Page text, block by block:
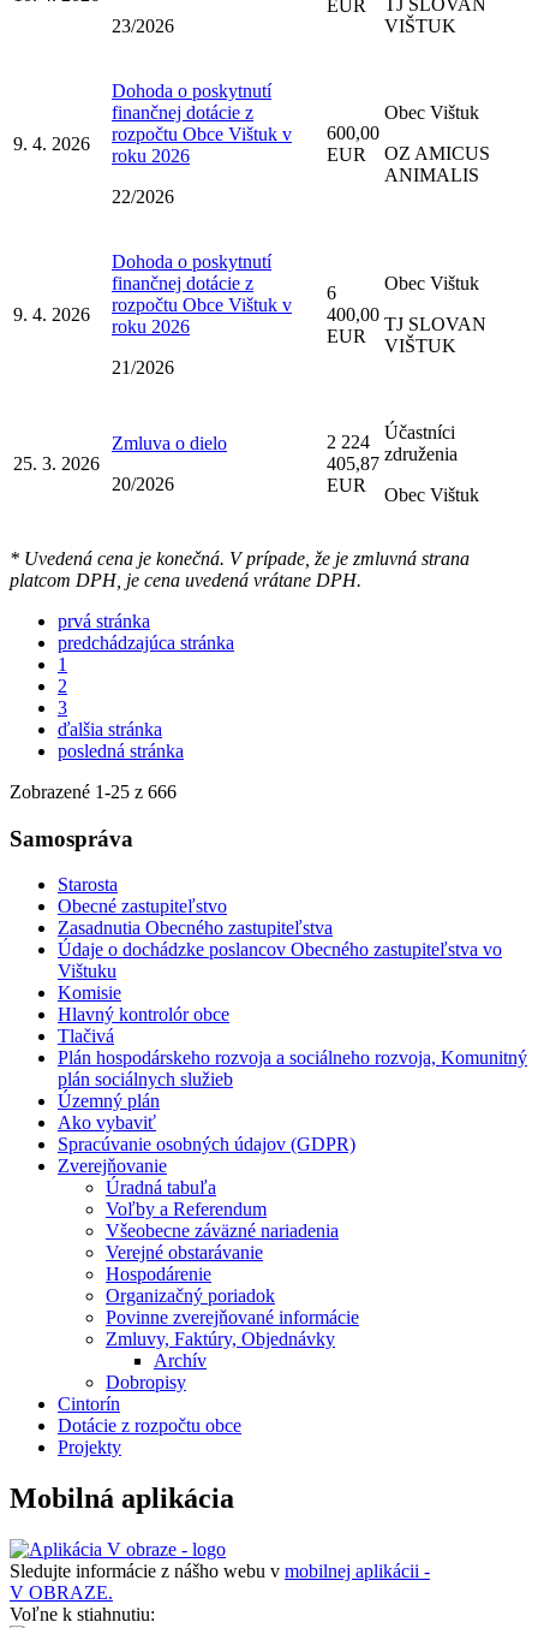
23/2026
EUR
VIŠTUK
9. 4. 2026
Dohoda o poskytnutí
finančnej dotácie z
rozpočtu Obce Vištuk v
roku 2026
22/2026
600,00
EUR
Obec Vištuk
OZ AMICUS
ANIMALIS
9. 4. 2026
Dohoda o poskytnutí
finančnej dotácie z
rozpočtu Obce Vištuk v
roku 2026
21/2026
6
400,00
EUR
Obec Vištuk
TJ SLOVAN
VIŠTUK
25. 3. 2026
Zmluva o dielo
20/2026
2 224
405,87
EUR
Účastníci
združenia
Obec Vištuk
* Uvedená cena je konečná. V prípade, že je zmluvná strana
platcom DPH, je cena uvedená vrátane DPH.
prvá stránka
predchádzajúca stránka
1
2
3
ďalšia stránka
posledná stránka
Zobrazené 1-25 z 666
Samospráva
Starosta
Obecné zastupiteľstvo
Zasadnutia Obecného zastupiteľstva
Údaje o dochádzke poslancov Obecného zastupiteľstva vo
Vištuku
Komisie
Hlavný kontrolór obce
Tlačivá
Plán hospodárskeho rozvoja a sociálneho rozvoja, Komunitný
plán sociálnych služieb
Územný plán
Ako vybaviť
Spracúvanie osobných údajov (GDPR)
Zverejňovanie
Úradná tabuľa
Voľby a Referendum
Všeobecne záväzné nariadenia
Verejné obstarávanie
Hospodárenie
Organizačný poriadok
Povinne zverejňované informácie
Zmluvy, Faktúry, Objednávky
Archív
Dobropisy
Cintorín
Dotácie z rozpočtu obce
Projekty
Mobilná aplikácia
Sledujte informácie z nášho webu v mobilnej aplikácii -
V OBRAZE.
Voľne k stiahnutiu: